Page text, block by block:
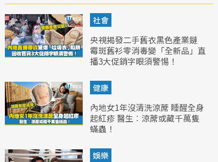
社會
央視揭發二手舊衣黑色產業鏈
霉斑舊衫零消毒變「全新品」直
播3大促銷字眼須警惕！
健康
內地女1年沒清洗涼蓆 睡醒全身
起紅疹 醫生︰涼蓆或藏千萬隻
蟎蟲！
娛樂